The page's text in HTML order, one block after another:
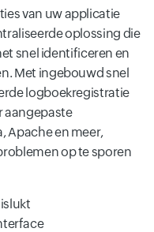
van uw applicatie
oplossing die
snel identificeren en
Met ingebouwd snel
logboekregistratie
aangepaste
Apache en meer,
op te sporen